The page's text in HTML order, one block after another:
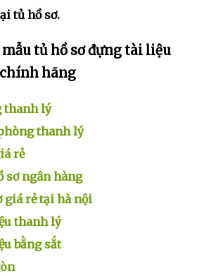
tủ hồ sơ.
tủ hồ sơ đựng tài liệu
hãng
thanh lý
thanh lý
rẻ
sơ ngân hàng
giá rẻ tại hà nội
thanh lý
bằng sắt